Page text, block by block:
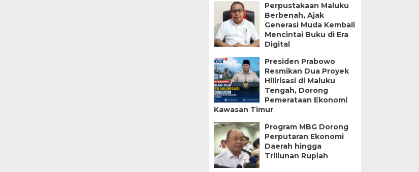
Perpustakaan Maluku
Berbenah, Ajak
Generasi Muda Kembali
Mencintai Buku di Era
Digital
Presiden Prabowo
Resmikan Dua Proyek
Hilirisasi di Maluku
Tengah, Dorong
Pemerataan Ekonomi
Kawasan Timur
Program MBG Dorong
Perputaran Ekonomi
Daerah hingga
Triliunan Rupiah